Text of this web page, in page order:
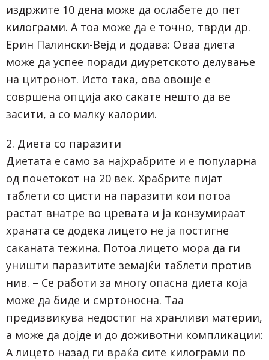
издржите 10 дена може да ослабете до пет
килограми. А тоа може да е точно, тврди др.
Ерин Палински-Вејд и додава: Оваа диета
може да успее поради диуретското делување
на цитронот. Исто така, ова овошје е
совршена опција ако сакате нешто да ве
засити, а со малку калории.
2. Диета со паразити
Диетата е само за најхрабрите и е популарна
од почетокот на 20 век. Храбрите пијат
таблети со цисти на паразити кои потоа
растат внатре во цревата и ја конзумираат
храната се додека лицето не ја постигне
саканата тежина. Потоа лицето мора да ги
уништи паразитите земајќи таблети против
нив. – Се работи за многу опасна диета која
може да биде и смртоносна. Таа
предизвикува недостиг на хранливи материи,
а може да дојде и до доживотни компликации:
А лицето назад ги враќа сите килограми по